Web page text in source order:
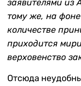
заявителями из
тому же, на
количестве
приходится
верховенство
Отсюда